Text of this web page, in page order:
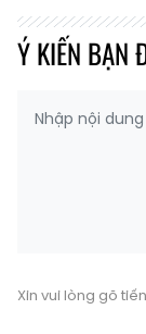
Ý KIẾN BẠN
Xin vui lòng gõ